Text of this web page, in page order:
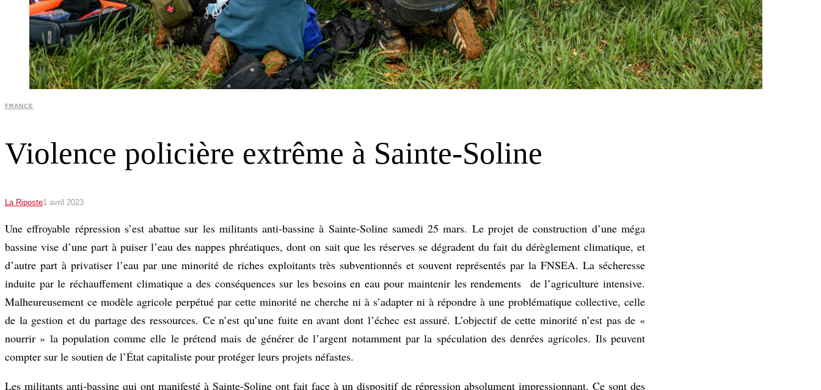
FRANCE
Violence policière extrême à Sainte-Soline
La Riposte1 avril 2023
Une effroyable répression s’est abattue sur les militants anti-bassine à Sainte-Soline samedi 25 mars. Le projet de construction d’une méga
bassine vise d’une part à puiser l’eau des nappes phréatiques, dont on sait que les réserves se dégradent du fait du dérèglement climatique, et
d’autre part à privatiser l’eau par une minorité de riches exploitants très subventionnés et souvent représentés par la FNSEA. La sécheresse
induite par le réchauffement climatique a des conséquences sur les besoins en eau pour maintenir les rendements de l’agriculture intensive.
Malheureusement ce modèle agricole perpétué par cette minorité ne cherche ni à s’adapter ni à répondre à une problématique collective, celle
de la gestion et du partage des ressources. Ce n’est qu’une fuite en avant dont l’échec est assuré. L’objectif de cette minorité n’est pas de «
nourrir » la population comme elle le prétend mais de générer de l’argent notamment par la spéculation des denrées agricoles. Ils peuvent
compter sur le soutien de l’État capitaliste pour protéger leurs projets néfastes.
Les militants anti-bassine qui ont manifesté à Sainte-Soline ont fait face à un dispositif de répression absolument impressionnant. Ce sont des